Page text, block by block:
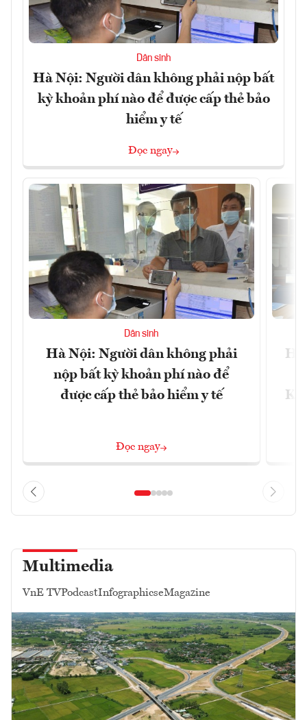
Dân sinh
Hà Nội: Người dân không phải nộp bất
kỳ khoản phí nào để được cấp thẻ bảo
hiểm y tế
Đọc ngay
Dân sinh
Hà Nội: Người dân không phải
nộp bất kỳ khoản phí nào để
được cấp thẻ bảo hiểm y tế
Đọc ngay
Multimedia
VnE TVPodcastInfographicseMagazine